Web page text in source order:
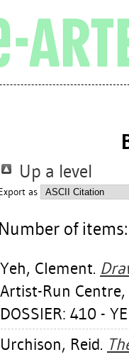
Up a level
as
Number of
Yeh, Clement.
Artist-Run Centre,
DOSSIER: 410 -
Urchison, Reid.